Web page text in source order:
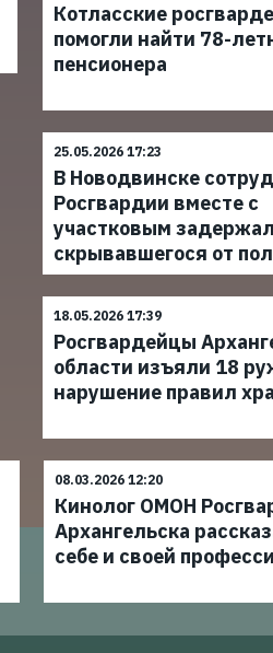
Котласские
помогли найти 78-
пенсионера
25.05.2026 17:23
В Новодвинске
Росгвардии вместе с
участковым
скрывавшегося от
18.05.2026 17:39
Росгвардейцы
области изъяли 18
нарушение правил
08.03.2026 12:20
Кинолог ОМОН
Архангельска
себе и своей